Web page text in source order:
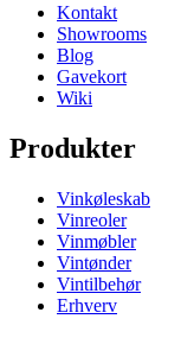
Kontakt
Showrooms
Blog
Gavekort
Wiki
Produkter
Vinkøleskab
Vinreoler
Vinmøbler
Vintønder
Vintilbehør
Erhverv